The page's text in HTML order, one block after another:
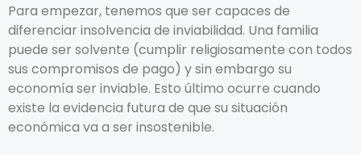
Para empezar, tenemos que ser capaces de
diferenciar insolvencia de inviabilidad. Una familia
puede ser solvente (cumplir religiosamente con todos
sus compromisos de pago) y sin embargo su
economía ser inviable. Esto último ocurre cuando
existe la evidencia futura de que su situación
económica va a ser insostenible.